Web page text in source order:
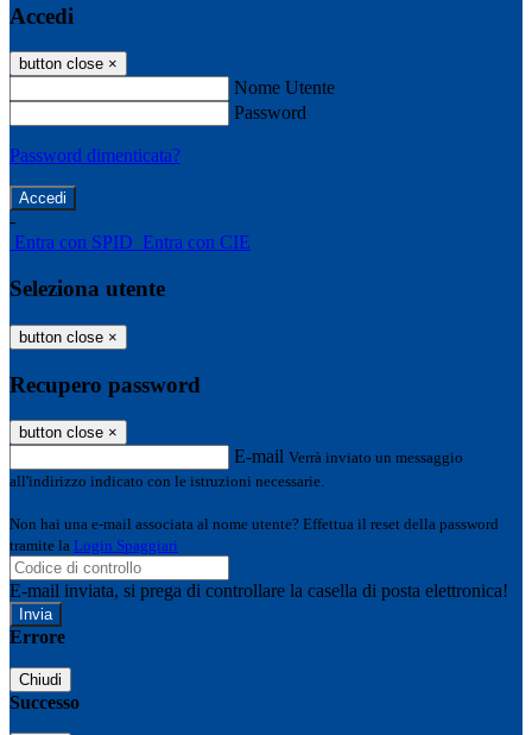
Accedi
button close ×
Nome Utente
Password
Password dimenticata?
-
Entra con SPID Entra con CIE
Seleziona utente
button close ×
Recupero password
button close ×
E-mail Verrà inviato un messaggio
all'indirizzo indicato con le istruzioni necessarie.
Non hai una e-mail associata al nome utente? Effettua il reset della password
tramite la Login Spaggiari
E-mail inviata, si prega di controllare la casella di posta elettronica!
Errore
Chiudi
Successo